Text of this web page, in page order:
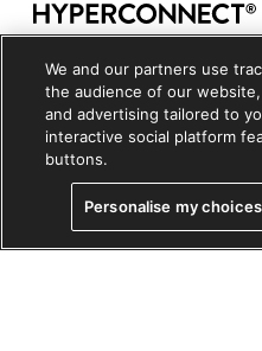
Copyright © 2026,
reserved
개인정보 처리방침 | 쿠키정책 |
We and our partners use
the audience of our
and advertising tailored to
interactive social platform
buttons.
Personalise my choices